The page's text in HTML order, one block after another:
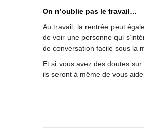
On n’oublie pas le travail…
Au travail, la rentrée peut
de voir une personne qui
de conversation facile sous la
Et si vous avez des doutes
ils seront à même de vous